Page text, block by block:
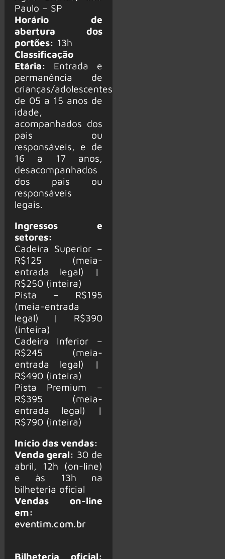
Paulo – SP
Horário de
abertura dos
portões: 13h
Classificação
Etária: Entrada e
permanência de
crianças/adolescentes
de 05 a 15 anos de
idade,
acompanhados dos
pais ou
responsáveis, e de
16 a 17 anos,
desacompanhados
dos pais ou
responsáveis
legais.
Ingressos e
setores:
Cadeira Superior –
R$125 (meia-
entrada legal) |
R$250 (inteira)
Pista – R$195
(meia-entrada
legal) | R$390
(inteira)
Cadeira Inferior –
R$245 (meia-
entrada legal) |
R$490 (inteira)
Pista Premium –
R$395 (meia-
entrada legal) |
R$790 (inteira)
Início das vendas:
Venda geral: 30 de
abril, 12h (on-line)
e às 13h na
bilheteria oficial
Vendas on-line
em:
eventim.com.br
Bilheteria oficial: